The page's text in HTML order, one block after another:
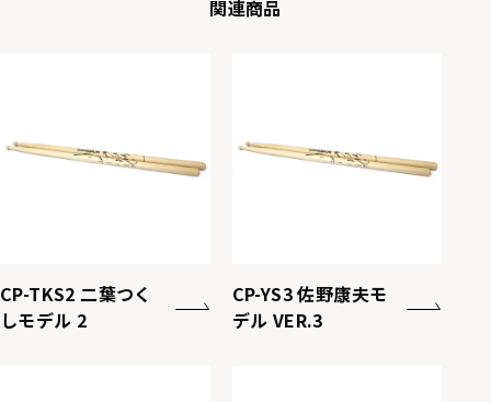
関連商品
CP-TKS2 二葉つく
しモデル 2
CP-YS3 佐野康夫モ
デル VER.3